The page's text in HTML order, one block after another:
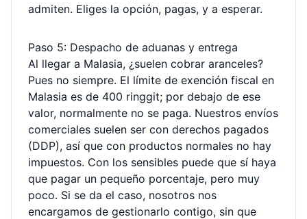
admiten. Eliges la opción, pagas, y a esperar.
Paso 5: Despacho de aduanas y entrega
Al llegar a Malasia, ¿suelen cobrar aranceles?
Pues no siempre. El límite de exención fiscal en
Malasia es de 400 ringgit; por debajo de ese
valor, normalmente no se paga. Nuestros envíos
comerciales suelen ser con derechos pagados
(DDP), así que con productos normales no hay
impuestos. Con los sensibles puede que sí haya
que pagar un pequeño porcentaje, pero muy
poco. Si se da el caso, nosotros nos
encargamos de gestionarlo contigo, sin que